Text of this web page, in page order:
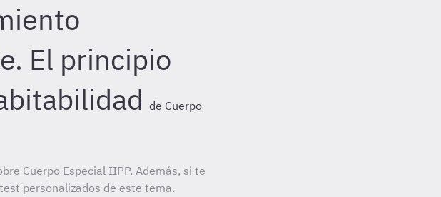
El principio
de Cuerpo
Cuerpo Especial IIPP. Además, si te
personalizados de este tema.